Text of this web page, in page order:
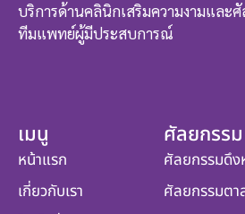
บริการด้านคลินิกเสริมความงามและศั
ทีมแพทย์ผู้มีประสบการณ์
เมนู
หน้าแรก
เกี่ยวกับเรา
ศัลยกรรม
ศัลยกรรมดึง
ศัลยกรรมตา